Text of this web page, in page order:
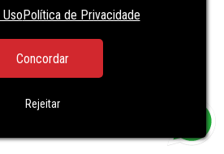
Política de Privacidade
Concordar
Rejeitar